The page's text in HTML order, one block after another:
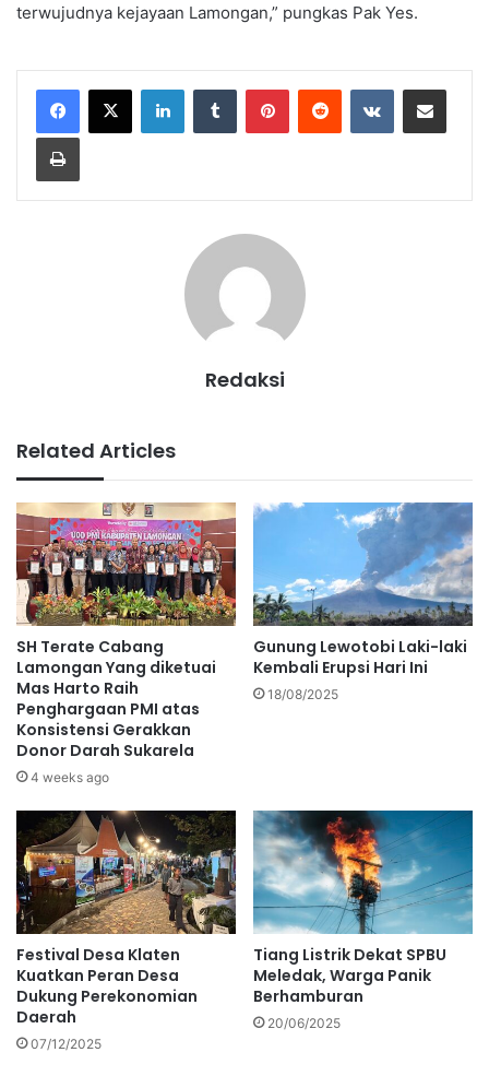
terwujudnya kejayaan Lamongan,” pungkas Pak Yes.
LinkedInTumblr PinterestReddit VKontakteShare via Email
Print
Redaksi
Related Articles
SH Terate Cabang
Lamongan Yang diketuai
Mas Harto Raih
Penghargaan PMI atas
Konsistensi Gerakkan
Donor Darah Sukarela
4 weeks ago
Gunung Lewotobi Laki-laki
Kembali Erupsi Hari Ini
18/08/2025
Festival Desa Klaten
Kuatkan Peran Desa
Dukung Perekonomian
Daerah
07/12/2025
Tiang Listrik Dekat SPBU
Meledak, Warga Panik
Berhamburan
20/06/2025